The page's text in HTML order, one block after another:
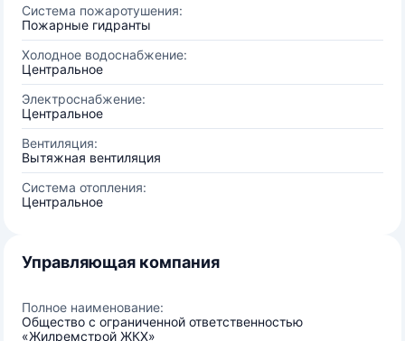
Система пожаротушения:
Пожарные гидранты
Холодное водоснабжение:
Центральное
Электроснабжение:
Центральное
Вентиляция:
Вытяжная вентиляция
Система отопления:
Центральное
Управляющая компания
Полное наименование:
Общество с ограниченной ответственностью
«Жилремстрой ЖКХ»